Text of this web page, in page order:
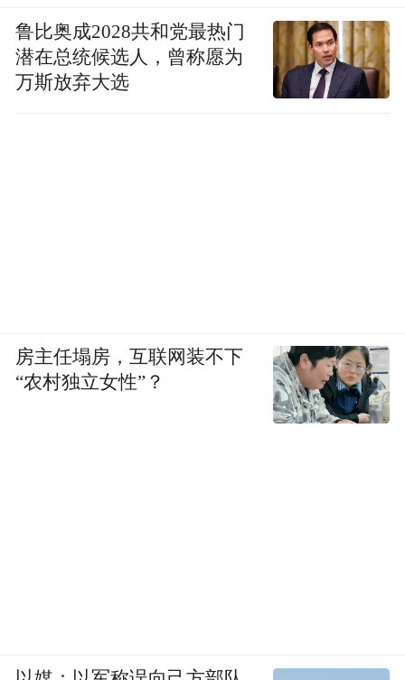
鲁比奥成2028共和党最热门
潜在总统候选人，曾称愿为
万斯放弃大选
房主任塌房，互联网装不下
“农村独立女性”？